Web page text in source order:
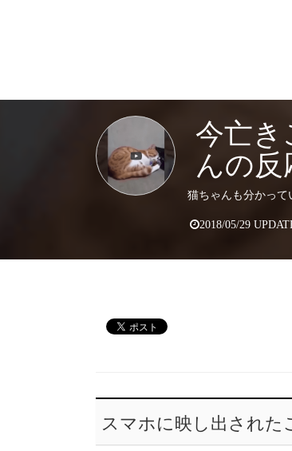
今亡
んの反
猫ちゃんも分かって
2018/05/29
スマホに映し出された